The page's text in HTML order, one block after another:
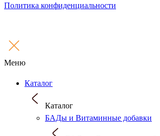
Политика конфиденциальности
Меню
Каталог
Каталог
БАДы и Витаминные добавки